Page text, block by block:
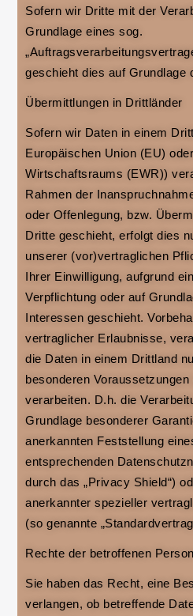
Sofern wir Dritte mit der
Grundlage eines sog.
geschieht dies auf Grundlage
Übermittlungen in Drittländer
Sofern wir Daten in einem
Europäischen Union (EU)
Wirtschaftsraums (EWR))
Rahmen der
oder Offenlegung, bzw.
Dritte geschieht, erfolgt dies
unserer (vor)vertraglichen
Ihrer Einwilligung, aufgrund
Verpflichtung oder auf
Interessen geschieht.
vertraglicher Erlaubnisse,
die Daten in einem Drittland
besonderen
verarbeiten. D.h. die
Grundlage besonderer
anerkannten Feststellung
entsprechenden
durch das „Privacy Shield“)
anerkannter spezieller
(so genannte
Rechte der betroffenen
Sie haben das Recht, eine
verlangen, ob betreffende